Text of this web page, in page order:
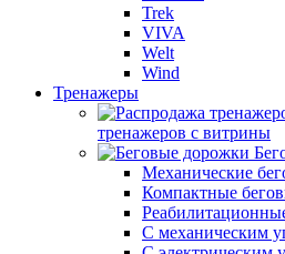
Trek
VIVA
Welt
Wind
Тренажеры
тренажеров с витрины
Механические
Компактные
С механическим